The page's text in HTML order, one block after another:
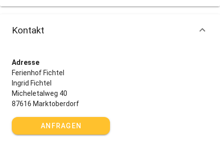
Kontakt
Adresse
Ferienhof Fichtel
Ingrid Fichtel
Micheletalweg 40
87616 Marktoberdorf
ANFRAGEN